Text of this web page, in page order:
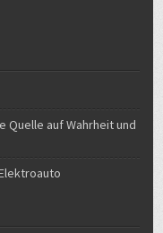
Quelle auf Wahrheit und